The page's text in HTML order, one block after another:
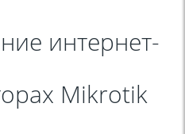
интернет-
Mikrotik